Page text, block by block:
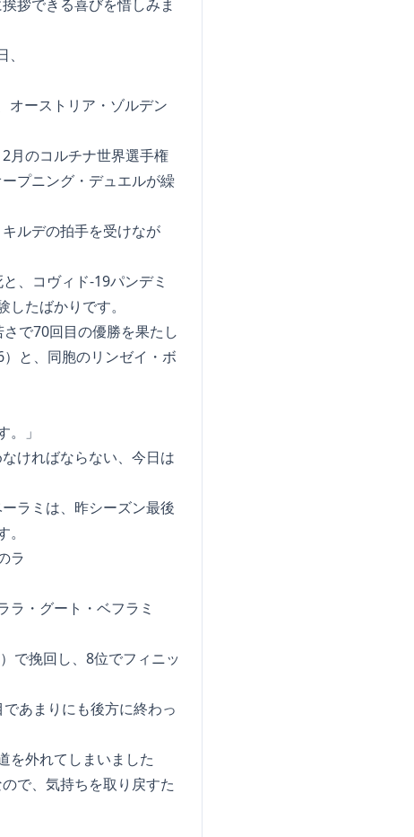
拶できる喜びを惜しみま
オーストリア・ゾルデン
月のコルチナ世界選手権
プニング・デュエルが繰
ルデの拍手を受けなが
、コヴィド-19パンデミ
たばかりです。
で70回目の優勝を果たし
と、同胞のリンゼイ・ボ
」
ければならない、今日は
ラミは、昨シーズン最後
ラ・グート・ベフラミ
で挽回し、8位でフィニッ
あまりにも後方に終わっ
を外れてしまいました
で、気持ちを取り戻すた